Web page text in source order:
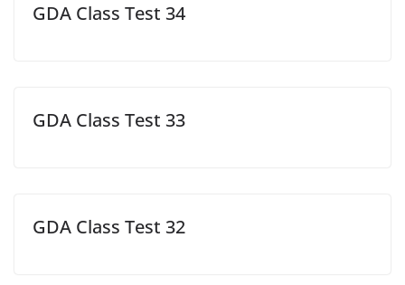
GDA Class Test 34
GDA Class Test 33
GDA Class Test 32